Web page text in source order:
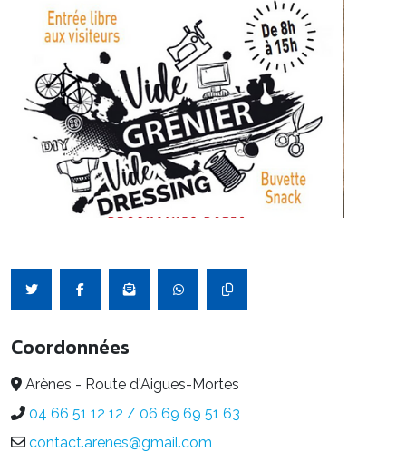
Coordonnées
Arènes - Route d'Aigues-Mortes
04 66 51 12 12 / 06 69 69 51 63
contact.arenes@gmail.com